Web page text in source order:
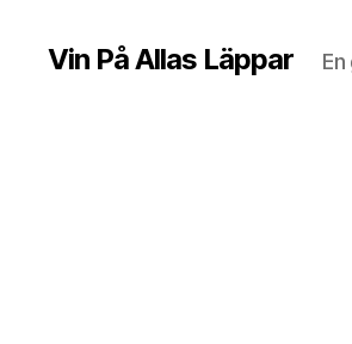
Vin På Allas Läppar